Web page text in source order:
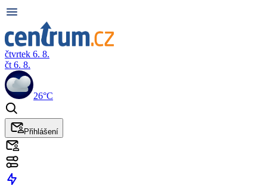
čtvrtek 6. 8.
čt 6. 8.
26°C
Přihlášení